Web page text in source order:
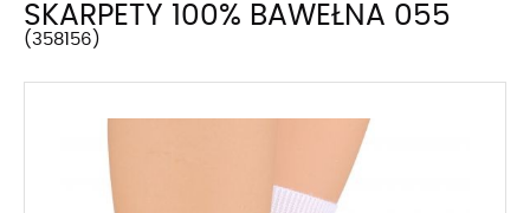
SKARPETY 100% BAWEŁNA 055
358156